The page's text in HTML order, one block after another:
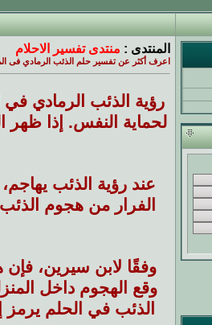
المنتدى : منتدى تفسير الاحلام
اعرف أكثر عن تفسير حلم الذئب الرمادي فى
رؤية الذئب الرمادي
لحماية النفس. إذا ظهر
عند رؤية الذئب
الفرار من هجوم
وفقًا لابن سيرين،
وقع الهجوم داخل
الذئب في الحلم يرمز